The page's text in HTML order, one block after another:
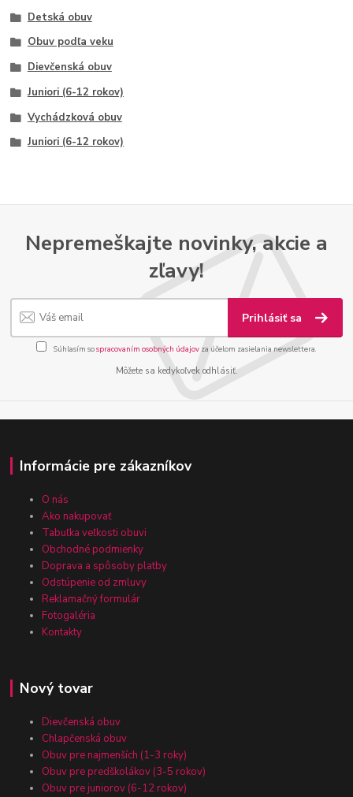
Detská obuv
Obuv podľa veku
Dievčenská obuv
Juniori (6-12 rokov)
Vychádzková obuv
Juniori (6-12 rokov)
Nepremeškajte novinky, akcie a
zľavy!
Prihlásiť sa
Súhlasím sospracovaním osobných údajov za účelom zasielania newslettera.
Môžete sa kedykoľvek odhlásiť.
Informácie pre zákazníkov
O nás
Ako nakupovať
Tabuľka veľkosti obuvi
Obchodné podmienky
Doprava a spôsoby platby
Odstúpenie od zmluvy
Reklamačný formulár
Fotogaléria
Kontakty
Nový tovar
Dievčenská obuv
Chlapčenská obuv
Obuv pre najmenších (1-3 roky)
Obuv pre predškolákov (3-5 rokov)
Obuv pre juniorov (6-12 rokov)